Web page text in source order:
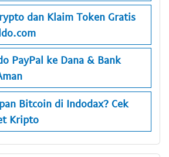
dan Klaim Token Gratis
PayPal ke Dana & Bank
Bitcoin di Indodax? Cek
Kripto